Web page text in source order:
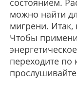
состоянием.
можно найти
мигрени. Итак,
Чтобы
переходите по